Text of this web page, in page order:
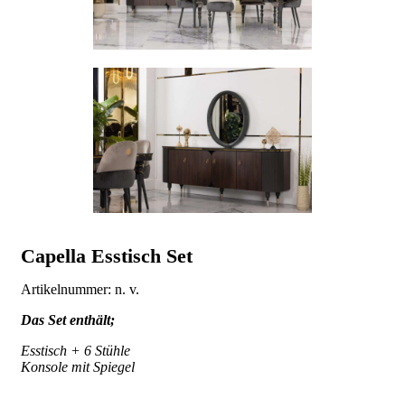
Capella Esstisch Set
Artikelnummer: n. v.
Das Set enthält;
Esstisch + 6 Stühle
Konsole mit Spiegel